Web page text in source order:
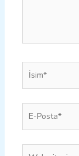
İsim*
Posta*